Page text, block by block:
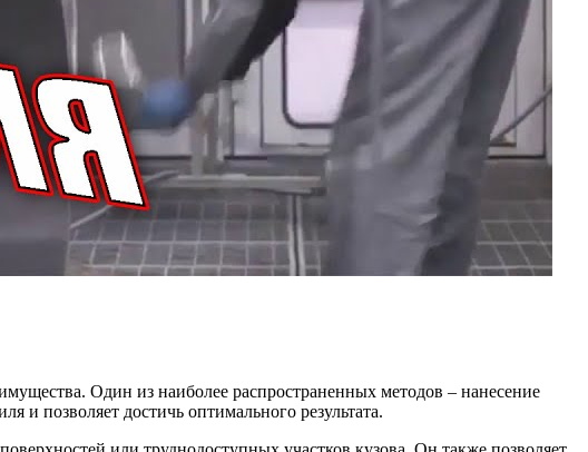
Один из наиболее распространенных методов – нанесение
и позволяет достичь оптимального результата.